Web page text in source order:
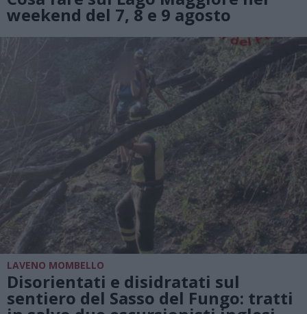
weekend del 7, 8 e 9 agosto
LAVENO MOMBELLO
Disorientati e disidratati sul
sentiero del Sasso del Fungo: tratti